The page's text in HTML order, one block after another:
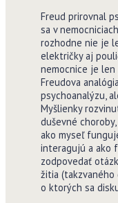
Freud prirovnal
sa v
rozhodne nie je
električky aj
nemocnice je
Freudova
psychoanalýzu,
Myšlienky
duševné
ako myseľ
interagujú a ako
zodpovedať
žitia
o ktorých sa